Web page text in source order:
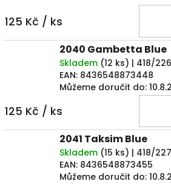
125 Kč / ks
2040 Gambetta Blue
Skladem (12 ks) | 418/226
EAN: 8436548873448
Můžeme doručit do:
125 Kč / ks
2041 Taksim Blue
Skladem (15 ks) | 418/227
EAN: 8436548873455
Můžeme doručit do: